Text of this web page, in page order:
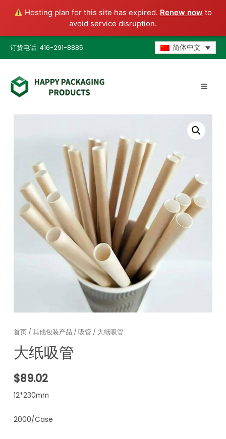
Hosting plan for this site has expired. Renew now to
avoid service disruption.
订货电话: 416-291-8885 简体中文
首页 /其他包装产品 /吸管 / 大纸吸管
大纸吸管
$89.02
12*230mm
2000/Case